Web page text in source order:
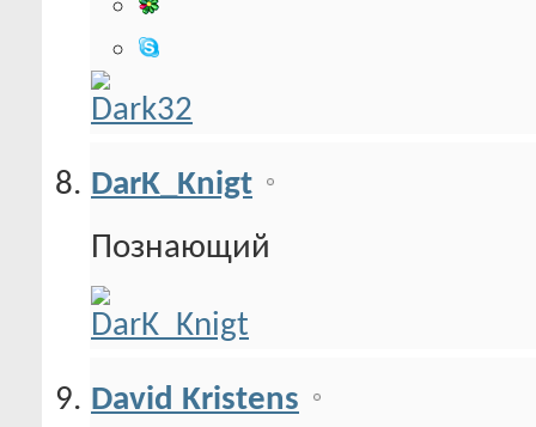
DarK_Knigt
Познающий
David Kristens